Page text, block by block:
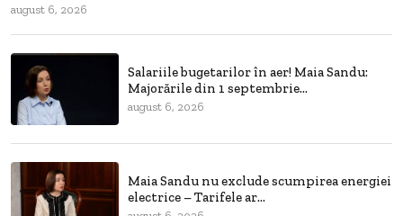
august 6, 2026
Salariile bugetarilor în aer! Maia Sandu:
Majorările din 1 septembrie...
august 6, 2026
Maia Sandu nu exclude scumpirea energiei
electrice – Tarifele ar...